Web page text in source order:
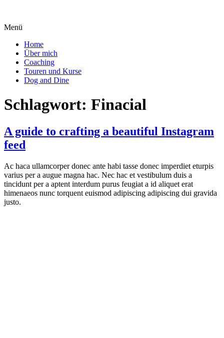
Menü
Home
Über mich
Coaching
Touren und Kurse
Dog and Dine
Schlagwort: Finacial
A guide to crafting a beautiful Instagram
feed
Ac haca ullamcorper donec ante habi tasse donec imperdiet eturpis
varius per a augue magna hac. Nec hac et vestibulum duis a
tincidunt per a aptent interdum purus feugiat a id aliquet erat
himenaeos nunc torquent euismod adipiscing adipiscing dui gravida
justo.